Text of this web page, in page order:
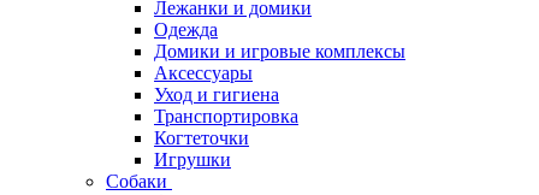
Лежанки и домики
Одежда
Домики и игровые комплексы
Аксессуары
Уход и гигиена
Транспортировка
Когтеточки
Игрушки
Собаки